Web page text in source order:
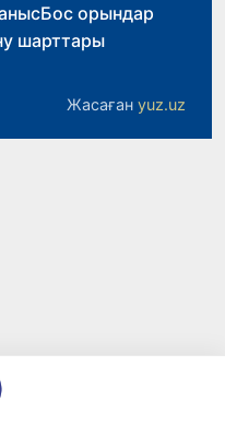
Бос орындар
шарттары
Жасаған yuz.uz